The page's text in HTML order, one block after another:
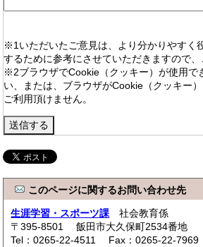
※1いただいたご意見は、より分かりやすく
するために参考にさせていただきますので、
※2ブラウザでCookie（クッキー）が使用で
い、または、ブラウザがCookie（クッキー
ご利用頂けません。
このページに関するお問い合わせ先
生涯学習・スポーツ課 社会教育係
〒395-8501 飯田市大久保町2534番地
Tel：0265-22-4511 Fax：0265-22-